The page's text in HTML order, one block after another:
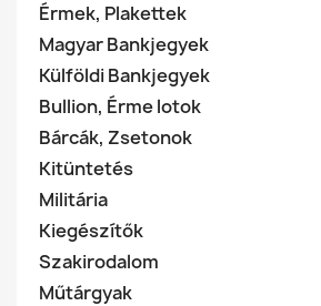
Érmek, Plakettek
Magyar Bankjegyek
Külföldi Bankjegyek
Bullion, Érme lotok
Bárcák, Zsetonok
Kitüntetés
Militária
Kiegészítők
Szakirodalom
Műtárgyak